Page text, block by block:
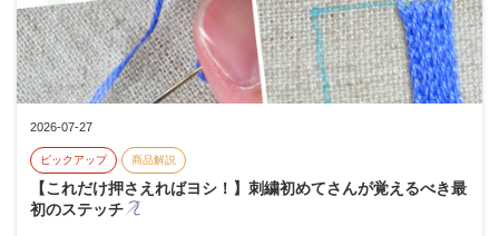
2026-07-27
ピックアップ 商品解説
【これだけ押さえればヨシ！】刺繍初めてさんが覚えるべき最
初のステッチ